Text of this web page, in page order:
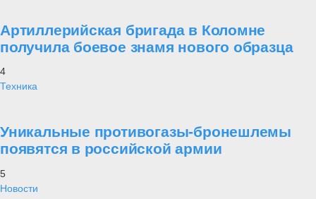
Артиллерийская бригада в Коломне
получила боевое знамя нового образца
4
Техника
Уникальные противогазы-бронешлемы
появятся в российской армии
5
Новости